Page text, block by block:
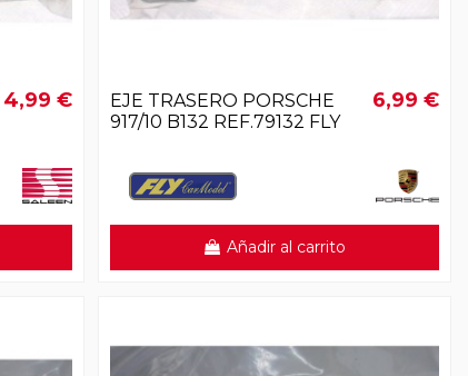
4,99 €
EJE TRASERO PORSCHE
917/10 B132 REF.79132 FLY
6,99 €
Añadir al carrito